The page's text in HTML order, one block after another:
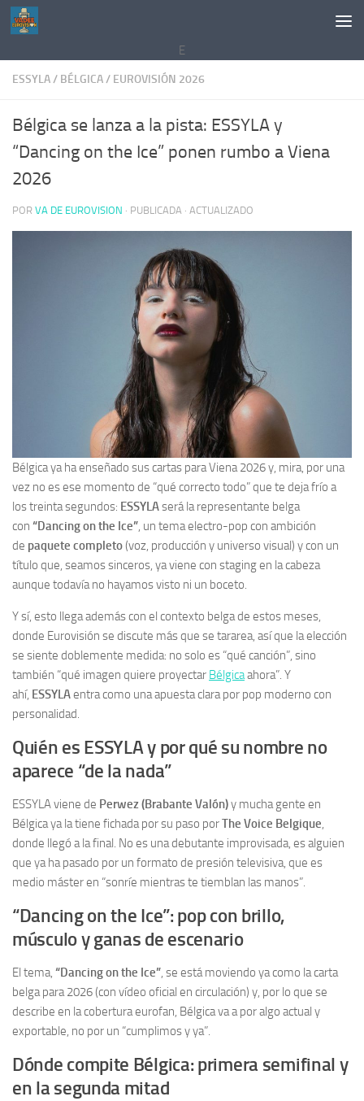
Saltar al contenido
E
ESSYLA/ BÉLGICA/ EUROVISIÓN 2026
Bélgica se lanza a la pista: ESSYLA y
“Dancing on the Ice” ponen rumbo a Viena
2026
POR VA DE EUROVISION · PUBLICADA · ACTUALIZADO
Bélgica ya ha enseñado sus cartas para Viena 2026 y, mira, por una
vez no es ese momento de “qué correcto todo” que te deja frío a
los treinta segundos: ESSYLAserá la representante belga
con “Dancing on the Ice”, un tema electro-pop con ambición
de paquete completo(voz, producción y universo visual) y con un
título que, seamos sinceros, ya viene con staging en la cabeza
aunque todavía no hayamos visto ni un boceto.
Y sí, esto llega además con el contexto belga de estos meses,
donde Eurovisión se discute más que se tararea, así que la elección
se siente doblemente medida: no solo es “qué canción”, sino
también “qué imagen quiere proyectar Bélgicaahora”. Y
ahí, ESSYLAentra como una apuesta clara por pop moderno con
personalidad.
Quién es ESSYLA y por qué su nombre no
aparece “de la nada”
ESSYLA viene de Perwez (Brabante Valón)y mucha gente en
Bélgica ya la tiene fichada por su paso porThe Voice Belgique,
donde llegó a la final. No es una debutante improvisada, es alguien
que ya ha pasado por un formato de presión televisiva, que es
medio máster en “sonríe mientras te tiemblan las manos”.
“Dancing on the Ice”: pop con brillo,
músculo y ganas de escenario
El tema, “Dancing on the Ice”, se está moviendo ya como la carta
belga para 2026 (con vídeo oficial en circulación) y, por lo que se
describe en la cobertura eurofan, Bélgica va a por algo actual y
exportable, no por un “cumplimos y ya”.
Dónde compite Bélgica: primera semifinal y
en la segunda mitad